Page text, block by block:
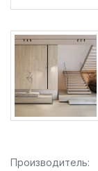
Производитель: